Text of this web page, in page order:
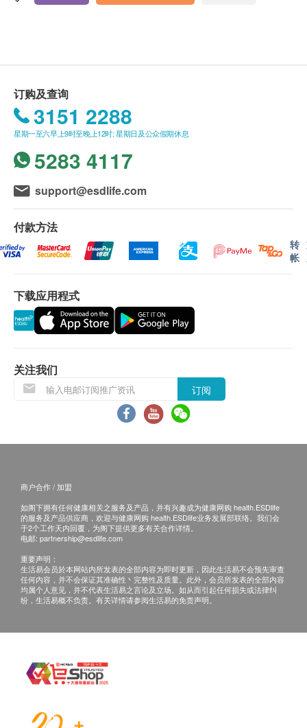
不宜接种人士：
正在发烧人士
* 所有疫苗都必须经过评估才可注射，如有需要，医
生亦会在场解答问题及提供协助。如医生认为不适合
注射疫苗，将取消此计划的服务，全数费用退回。
购买时提出收据要求，或经以下方法联络客户服务
A. 10歳至未满16岁者：
(1) 有家长或监护人陪同者
在中心即场签署同意书，并出示身份证明文件，经
核实无误后可提供服务。
(2) 没有家长或监护人陪同者
预先取同意书并由家长或监护人签署妥当，客人可
由其他成年人陪同到中心，出示已签署的同意书及
签署者的身份证明文件副本，经核实无误后可提供
B.16歳至未满18岁者：
客人自行到中心，出示已签署的同意书及签署者的
身份证明文件副本核实无误后可提供服务。
本身体检查计划有效期为12个月，客户必须于12
需提前1个月预约相关检查,逾期作废。
*所有疫苗都必须经过评估才可注射，如有需要，医生
亦会在场解答问题及提供协助。如医生认为不适合注
及六；下午2时至6时)。
备注：
医生讲解报告只限旺角分店
分店查询。
如果客户已完成电话或面解服务，若再要求讲解，
需另外收取解析报告费，价钱请向美邦查询。
作销毁处理及不会存底，客户如需额外索取报告複
意：複印本报告未必完整。
客人需自行承担邮寄报告之风险。
撰写医生转介信，将作额外收费，价钱请向美邦查
订购及查询
3151 2288
星期一至六早上9时至晚上12时; 星期日及公众假期休息
5283 4117
support@esdlife.com
付款方法
转
帐
下载应用程式
关注我们
订阅
商户合作 / 加盟
如阁下拥有任何健康相关之服务及产品，并有兴趣成为健康网购 health.ESDlife
的服务及产品供应商，欢迎与健康网购 health.ESDlife业务发展部联络。我们会
于2个工作天内回覆，为阁下提供更多有关合作详情。
电邮: partnership@esdlife.com
重要声明：
生活易会员於本网站内所发表的全部内容为即时更新，因此生活易不会预先审查
任何内容，并不会保证其准确性丶完整性及质量。此外，会员所发表的全部内容
均属个人意见，并不代表生活易之言论及立场。如从而引起任何损失或法律纠
纷，生活易概不负责。有关详情请参阅生活易的免责声明。